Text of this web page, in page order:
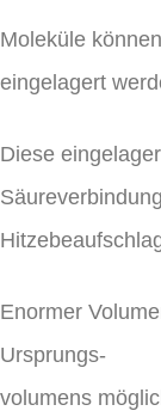
Moleküle
eingelagert
Diese
Enormer
Ursprungs-
volumens